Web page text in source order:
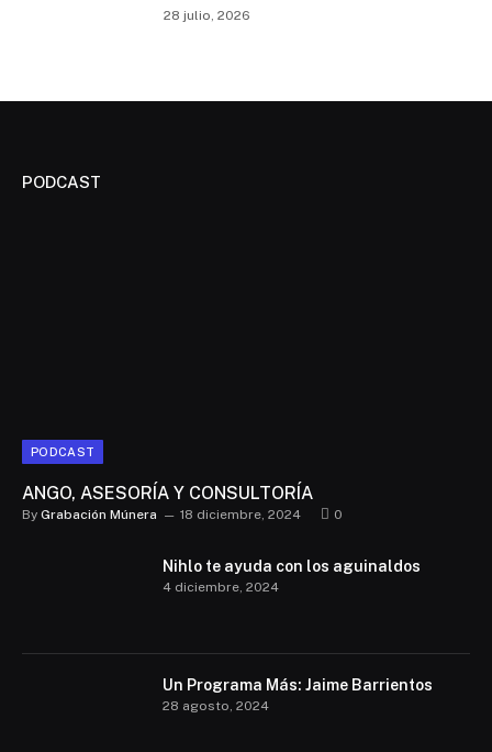
28 julio, 2026
PODCAST
PODCAST
ANGO, ASESORÍA Y CONSULTORÍA
By Grabación Múnera 18 diciembre, 2024 0
Nihlo te ayuda con los aguinaldos
4 diciembre, 2024
Un Programa Más: Jaime Barrientos
28 agosto, 2024